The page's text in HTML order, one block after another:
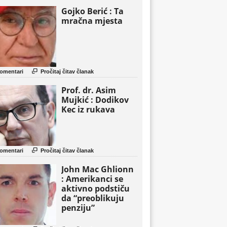
Gojko Berić : Ta
mračna mjesta
 Pročitaj čitav članak
Prof. dr. Asim
Mujkić : Dodikov
Kec iz rukava
 Pročitaj čitav članak
John Mac Ghlionn
: Amerikanci se
aktivno podstiču
da “preoblikuju
penziju”